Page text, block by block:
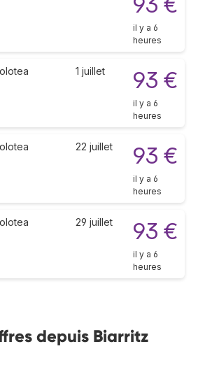
il y a 6
heures
1 juillet 93 €
il y a 6
heures
22 juillet 93 €
il y a 6
heures
29 juillet 93 €
il y a 6
heures
depuis Biarritz